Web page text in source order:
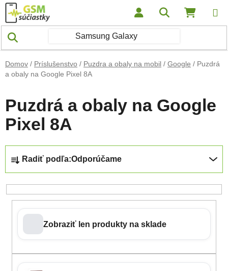
Prejsť na obsah Hľadať
Domov / Príslušenstvo / Puzdra a obaly na mobil / Google / Puzdrá
a obaly na Google Pixel 8A
Puzdrá a obaly na Google
Pixel 8A
Radiť podľa:Odporúčame
Zobraziť len produkty na sklade